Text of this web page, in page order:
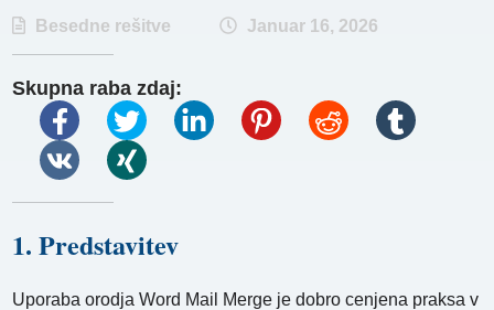
Besedne rešitve Januar 16, 2026
Skupna raba zdaj:
1. Predstavitev
Uporaba orodja Word Mail Merge je dobro cenjena praksa v